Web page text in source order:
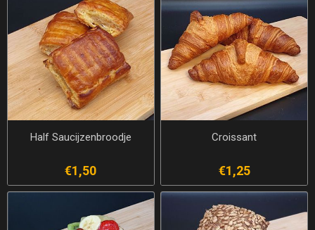
Half Saucijzenbroodje
€1,50
Croissant
€1,25